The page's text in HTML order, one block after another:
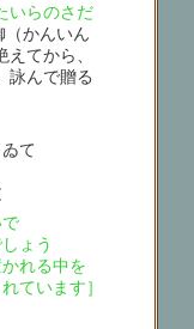
いらのさだ
（かんいん
てから、
詠んで贈る
て
で
ょう
る中を
ています］